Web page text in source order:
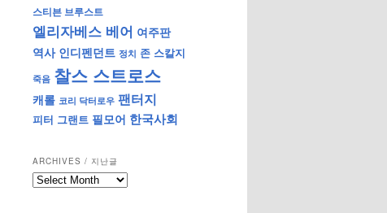
스티븐 브루스트
엘리자베스 베어 여주판
역사 인디펜던트 정치 존 스칼지
죽음 찰스 스트로스
캐롤 코리 닥터로우 팬터지
피터 그랜트 필모어 한국사회
ARCHIVES / 지난글
archives